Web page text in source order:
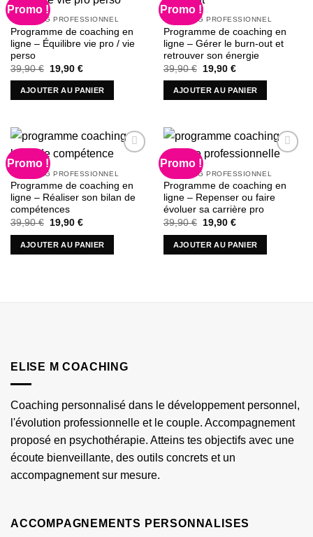
Promo !
Ajouter à la liste d’envies
COACHING PROFESSIONNEL
Programme de coaching en
ligne – Équilibre vie pro / vie
perso
39,90€
Le
prix
initial
était :
19,90 €Le
actuel
est :
AJOUTER AU PANIER
Promo !
Ajouter à la liste d’envies
COACHING PROFESSIONNEL
Programme de coaching en
ligne – Gérer le burn-out et
retrouver son énergie
39,90€
Le
prix
initial
était :
19,90 €Le
actuel
est :
AJOUTER AU PANIER
Promo !
Ajouter à la liste d’envies
COACHING PROFESSIONNEL
Programme de coaching en
ligne – Réaliser son bilan de
compétences
39,90€
Le
prix
initial
était :
39,90 €.
19,90 €Le
actuel
est :
19,90 €.
AJOUTER AU PANIER
Promo !
Ajouter à la liste d’envies
COACHING PROFESSIONNEL
Programme de coaching en
ligne – Repenser ou faire
évoluer sa carrière pro
39,90€
Le
prix
initial
était :
39,90 €.
19,90 €Le
actuel
est :
19,90 €.
AJOUTER AU PANIER
ELISE M COACHING
Coaching personnalisé dans le développement personnel,
l'évolution professionnelle et le couple. Accompagnement
proposé en psychothérapie. Atteins tes objectifs avec une
écoute bienveillante, des outils concrets et un
accompagnement sur mesure.
ACCOMPAGNEMENTS PERSONNALISES